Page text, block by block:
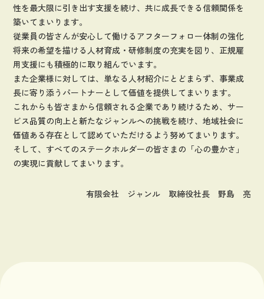
〒407-0013
山梨県韮崎市中島2丁目6番19
TEL 0551-22-837
FAX 0551-22-831
労働者派遣事業 ：許可番号(派19-300028)
有料職業紹介事業：許可番号(19-ユ-300165)
性を最大限に引き出す支援を続け、共に成長できる信頼関係を
築いてまいります。
従業員の皆さんが安心して働けるアフターフォロー体制の強化
将来の希望を描ける人材育成・研修制度の充実を図り、正規雇
用支援にも積極的に取り組んでいます。
また企業様に対しては、単なる人材紹介にとどまらず、事業成
長に寄り添うパートナーとして価値を提供してまいります。
これからも皆さまから信頼される企業であり続けるため、サー
ビス品質の向上と新たなジャンルへの挑戦を続け、地域社会に
価値ある存在として認めていただけるよう努めてまいります。
そして、すべてのステークホルダーの皆さまの「心の豊かさ」
の実現に貢献してまいります。
有限会社 ジャンル 取締役社長 野島 亮